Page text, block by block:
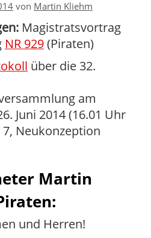
von Martin Kliehm
Magistratsvortrag
NR 929(Piraten)
über die 32.
am
Juni 2014 (16.01 Uhr
7, Neukonzeption
Martin
und Herren!